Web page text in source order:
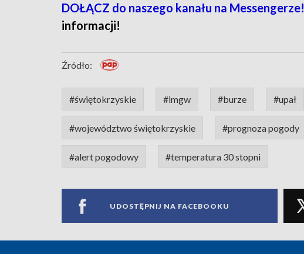
DOŁĄCZ do naszego kanału na Messengerze!
informacji!
Źródło:
#świętokrzyskie #imgw #burze #upał
#województwo świętokrzyskie #prognoza pogody
#alert pogodowy #temperatura 30 stopni
UDOSTĘPNIJ NA FACEBOOKU